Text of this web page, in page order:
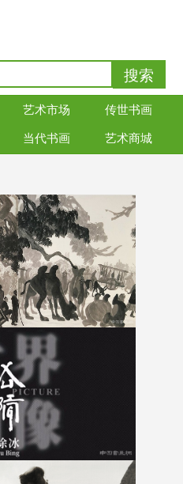
艺术市场 传世书画
当代书画 艺术商城